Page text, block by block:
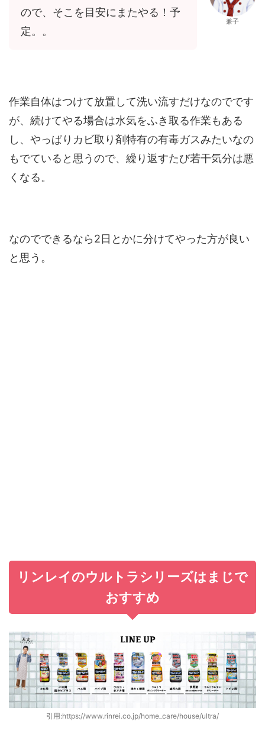
ので、そこを目安にまたやる！予
定。。
兼子
作業自体はつけて放置して洗い流すだけなのでです
が、続けてやる場合は水気をふき取る作業もある
し、やっぱりカビ取り剤特有の有毒ガスみたいなの
もでていると思うので、繰り返すたび若干気分は悪
くなる。
なのでできるなら2日とかに分けてやった方が良い
と思う。
リンレイのウルトラシリーズはまじで
おすすめ
引用:https://www.rinrei.co.jp/home_care/house/ultra/